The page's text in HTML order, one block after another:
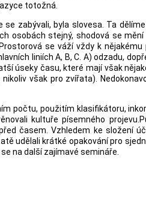
totožná.
zabývali, byla slovesa. Ta
osobách stejný, shodová se
se váží vždy k
liniích A, B, C. A) odzadu,
úseky času, které mají však
však pro zvířata).
počtu, použitím klasifikátoru,
kultuře písemného
časem. Vzhledem ke složení
udělali krátké opakování pro
na další zajímavé semináře.